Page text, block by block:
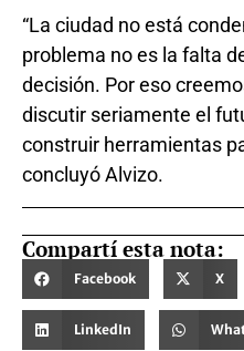
“La ciudad no está
problema no es la falta
decisión. Por eso
discutir seriamente el
construir herramientas
concluyó Alvizo.
Compartí esta nota:
Facebook X
LinkedIn